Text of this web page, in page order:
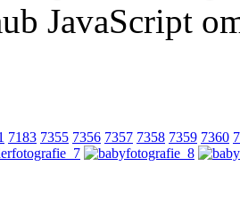
JavaScript
7183 7355 7356 7357 7358 7359 7360